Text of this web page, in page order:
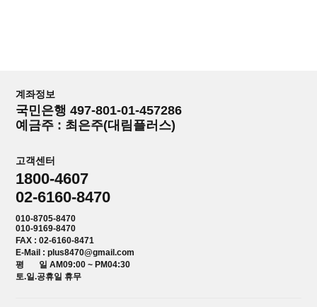
계좌정보
국민은행 497-801-01-457286
예금주 : 최은주(대림플러스)
고객센터
1800-4607
02-6160-8470
010-8705-8470
010-9169-8470
FAX : 02-6160-8471
E-Mail : plus8470@gmail.com
평 일 AM09:00 ~ PM04:30
토.일.공휴일 휴무